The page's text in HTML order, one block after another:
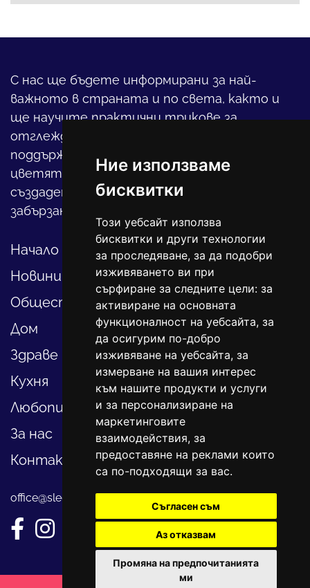
Ние използваме
бисквитки
Този уебсайт използва
бисквитки и други технологии
за проследяване, за да подобри
изживяването ви при
сърфиране за следните цели: за
активиране на основната
функционалност на уебсайта, за
да осигурим по-добро
изживяване на уебсайта, за
измерване на вашия интерес
към нашите продукти и услуги
и за персонализиране на
маркетинговите
взаимодействия, за
предоставяне на реклами които
са по-подходящи за вас.
Съгласен съм
Аз отказвам
Промяна на предпочитанията
ми
С нас ще бъдете информирани за най-
важното в страната и по света, както и
ще научите практични трикове за
отглеждането на детето, за
поддържането на дома и градината,
цветята, интериора и, въобще, как да
създадете своя уютен оазис в този така
забързан свят.
Начало
Новини
Общество
Дом
Здраве
Кухня
Любопитно
За нас
Контакти
office@sledvayme.net